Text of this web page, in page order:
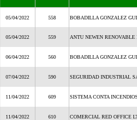
05/04/2022 558 BOBADILLA GONZALEZ
05/04/2022 559 ANTU NEWEN RENOVABLE
06/04/2022 560 BOBADILLA GONZALEZ
07/04/2022 590 SEGURIDAD INDUSTRIAL
11/04/2022 609 SISTEMA CONTA
11/04/2022 610 COMERCIAL RED OFFICE